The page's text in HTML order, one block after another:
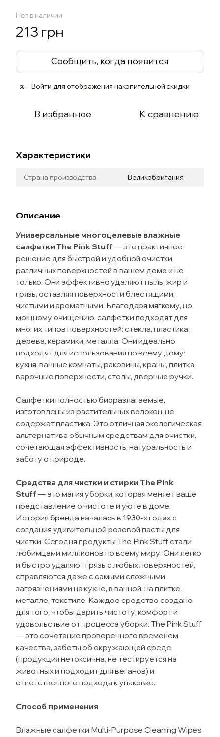
Нет в наличии
213 грн
Сообщить, когда появится
% Войти для отображения накопительной скидки
В избранное К сравнению
Характеристики
Страна производства Великобритания
Описание
Универсальные многоцелевые влажные
салфетки The Pink Stuff — это практичное
решение для быстрой и удобной очистки
различных поверхностей в вашем доме и не
только. Они эффективно удаляют пыль, жир и
грязь, оставляя поверхности блестящими,
чистыми и ароматными. Благодаря мягкому, но
мощному очищению, салфетки подходят для
многих типов поверхностей: стекла, пластика,
дерева, керамики, металла. Они идеально
подходят для использования по всему дому:
кухня, ванные комнаты, раковины, краны, плитка,
варочные поверхности, столы, дверные ручки.
Салфетки полностью биоразлагаемые,
изготовлены из растительных волокон, не
содержат пластика. Это отличная экологическая
альтернатива обычным средствам для очистки,
сочетающая эффективность, натуральность и
заботу о природе.
Средства для чистки и стирки The Pink
Stuff — это магия уборки, которая меняет ваше
представление о чистоте и уюте в доме.
История бренда началась в 1930-х годах с
создания удивительной розовой пасты для
чистки. Сегодня продукты The Pink Stuff стали
любимцами миллионов по всему миру. Они легко
и быстро удаляют грязь с любых поверхностей,
справляются даже с самыми сложными
загрязнениями на кухне, в ванной, на плитке,
металле, текстиле. Каждое средство создано
для того, чтобы дарить чистоту, комфорт и
удовольствие от процесса уборки. The Pink Stuff
— это сочетание проверенного временем
качества, заботы об окружающей среде
(продукция нетоксична, не тестируется на
животных и подходит для веганов) и
ответственного подхода к упаковке.
Способ применения
Влажные салфетки Multi-Purpose Cleaning Wipes